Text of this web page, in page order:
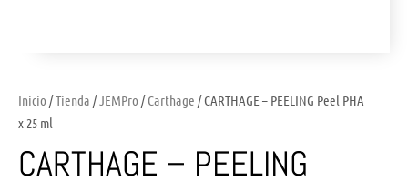
Inicio /Tienda /JEMPro /Carthage / CARTHAGE – PEELING Peel PHA
x 25 ml
CARTHAGE – PEELING